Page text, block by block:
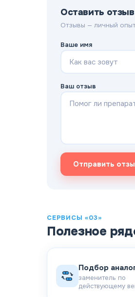
Оставить отзыв
Отзывы — личный
Ваше имя
Ваш отзыв
Отправить
СЕРВИСЫ «03»
Полезное
Подбор
заменитель по
действующему